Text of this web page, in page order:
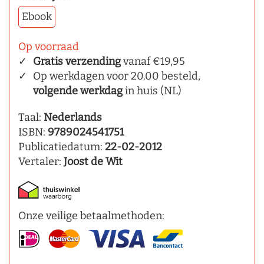
Ebook
Op voorraad
Gratis verzendingvanaf €19,95
Op werkdagen voor 20.00 besteld,
volgende werkdagin huis (NL)
Taal: Nederlands
ISBN: 9789024541751
Publicatiedatum: 22-02-2012
Vertaler: Joost de Wit
Onze veilige betaalmethoden: